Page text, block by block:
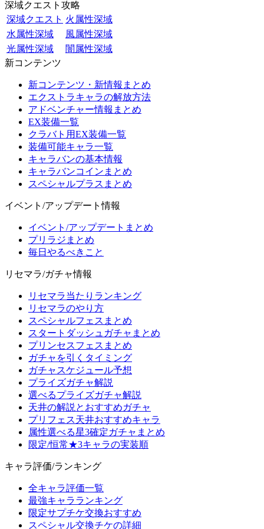
深域クエスト攻略
深域クエスト 火属性深域
水属性深域
風属性深域
光属性深域
闇属性深域
新コンテンツ
新コンテンツ・新情報まとめ
エクストラキャラの解放方法
アドベンチャー情報まとめ
EX装備一覧
クラバト用EX装備一覧
装備可能キャラ一覧
キャラバンの基本情報
キャラバンコインまとめ
スペシャルプラスまとめ
イベント/アップデート情報
イベント/アップデートまとめ
プリラジまとめ
毎日やるべきこと
リセマラ/ガチャ情報
リセマラ当たりランキング
リセマラのやり方
スペシャルフェスまとめ
スタートダッシュガチャまとめ
プリンセスフェスまとめ
ガチャを引くタイミング
ガチャスケジュール予想
プライズガチャ解説
選べるプライズガチャ解説
天井の解説とおすすめガチャ
プリフェス天井おすすめキャラ
属性選べる星3確定ガチャまとめ
限定/恒常★3キャラの実装順
キャラ評価/ランキング
全キャラ評価一覧
最強キャラランキング
限定サプチケ交換おすすめ
スペシャル交換チケの詳細